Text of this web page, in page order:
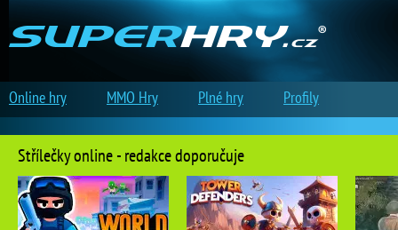
Střílečky online - redakce doporučuje
Online hry MMO Hry Plné hry Profily